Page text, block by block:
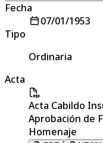
Fecha
07/01/1953
Tipo
Ordinaria
Acta
Acta Cabildo
Aprobación de
Homenaje